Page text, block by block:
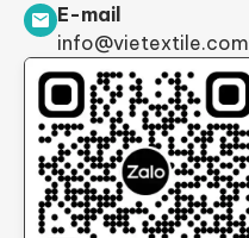
E-mail
info@vietextile.com